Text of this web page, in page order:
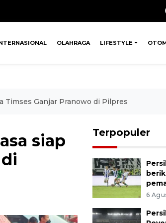
OLAHRAGA LIFESTYLE
Timses Ganjar Pranowo di Pilpres
siap
Terpopuler
6